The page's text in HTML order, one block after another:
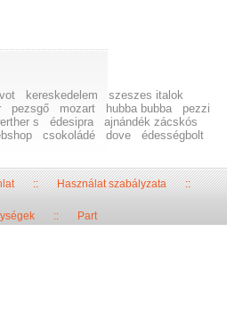
kereskedelem
szeszes italok
pezsgő mozart hubba bubba
pezzi
s édesipra
ajnándék zácskós
csokoládé dove
édességbolt
::Használat szabályzata::
:: Part